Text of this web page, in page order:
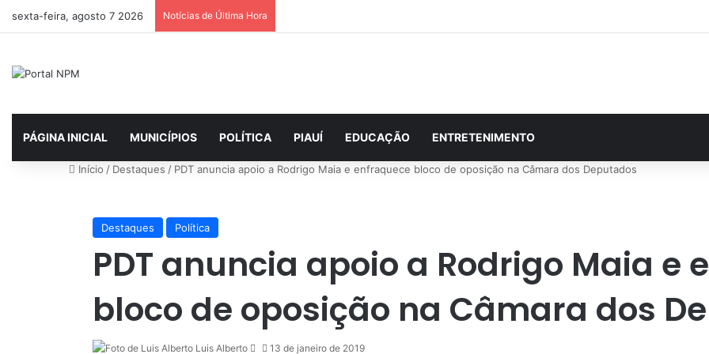
sexta-feira, agosto 7 2026 Notícias de Última Hora
PÁGINA INICIAL MUNICÍPIOS POLÍTICA PIAUÍ EDUCAÇÃO ENTRETENIMENTO
Início / Destaques / PDT anuncia apoio a Rodrigo Maia e enfraquece bloco de oposição na Câmara dos Deputados
Destaques Política
PDT anuncia apoio a Rodrigo Maia e
bloco de oposição na Câmara dos
Luis Alberto
Mande
13 de janeiro de 2019